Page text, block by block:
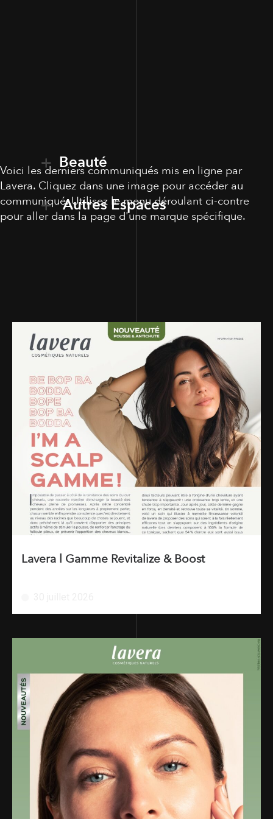
Beauté
Autres Espaces
Voici les derniers communiqués mis en ligne par
Lavera. Cliquez dans une image pour accéder au
communiqué. Utilisez le menu déroulant ci-contre
pour aller dans la page d'une marque spécifique.
Lavera l Gamme Revitalize & Boost